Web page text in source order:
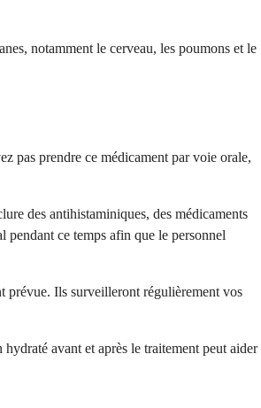
notamment le cerveau, les poumons et le
pas prendre ce médicament par voie orale,
des antihistaminiques, des médicaments
pendant ce temps afin que le personnel
prévue. Ils surveilleront régulièrement vos
avant et après le traitement peut aider